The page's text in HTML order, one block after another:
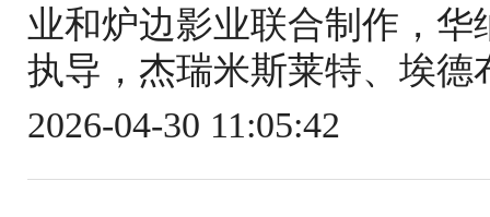
业和炉边影业联合制作，
执导，杰瑞米斯莱特、埃
2026-04-30 11:05:42